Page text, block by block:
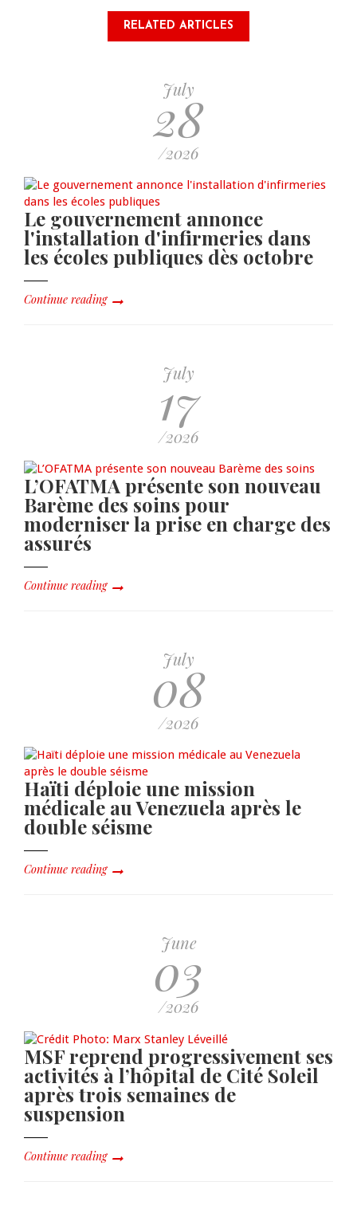
RELATED ARTICLES
July
28
/2026
Le gouvernement annonce
l'installation d'infirmeries dans
les écoles publiques dès octobre
Continue reading
July
17
/2026
L’OFATMA présente son nouveau
Barème des soins pour
moderniser la prise en charge des
assurés
Continue reading
July
08
/2026
Haïti déploie une mission
médicale au Venezuela après le
double séisme
Continue reading
June
03
/2026
MSF reprend progressivement ses
activités à l’hôpital de Cité Soleil
après trois semaines de
suspension
Continue reading